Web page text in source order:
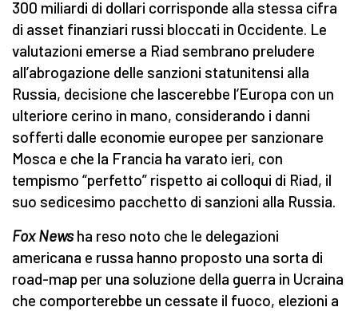
300 miliardi di dollari corrisponde alla stessa cifra
di asset finanziari russi bloccati in Occidente. Le
valutazioni emerse a Riad sembrano preludere
all’abrogazione delle sanzioni statunitensi alla
Russia, decisione che lascerebbe l’Europa con un
ulteriore cerino in mano, considerando i danni
sofferti dalle economie europee per sanzionare
Mosca e che la Francia ha varato ieri, con
tempismo “perfetto” rispetto ai colloqui di Riad, il
suo sedicesimo pacchetto di sanzioni alla Russia.
Fox Newsha reso noto che le delegazioni
americana e russa hanno proposto una sorta di
road-map per una soluzione della guerra in Ucraina
che comporterebbe un cessate il fuoco, elezioni a